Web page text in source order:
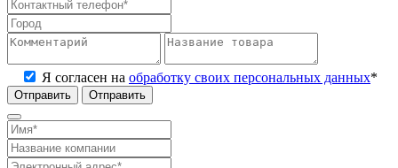
Я согласен на обработку своих персональных данных*
Отправить